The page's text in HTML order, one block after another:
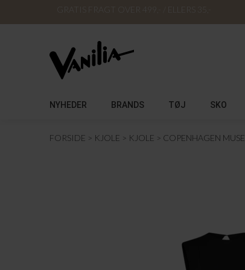
GRATIS FRAGT OVER 499,- / ELLERS 35,-
NYHEDER BRANDS TØJ SKO
FORSIDE KJOLE KJOLE COPENHAGEN MUSE